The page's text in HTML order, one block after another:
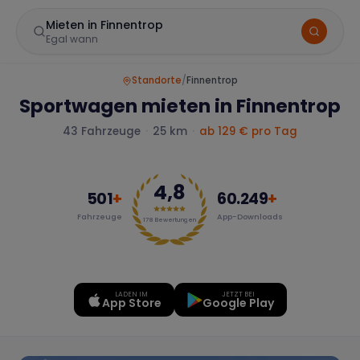
Mieten in Finnentrop
Egal wann
Marke
Mercedes BMW Audi
Standorte/Finnentrop
Sportwagen mieten in Finnentrop
43 Fahrzeuge 25 km ab 129 € pro Tag
501+
Fahrzeuge
4,8
178 Bewertungen
60.249+
App-Downloads
LADEN IM
App Store
JETZT BEI
Google Play